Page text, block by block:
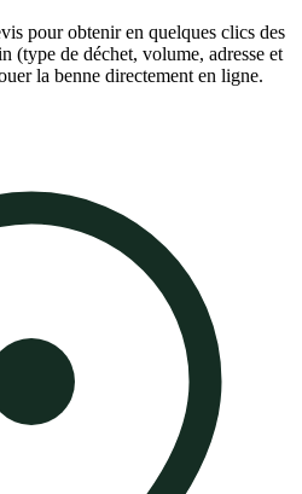
pour obtenir en quelques clics des
(type de déchet, volume, adresse et
la benne directement en ligne.